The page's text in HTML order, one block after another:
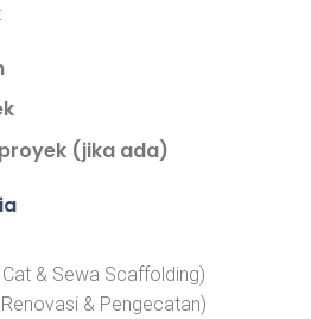
(jika ada)
& Sewa Scaffolding)
& Pengecatan)